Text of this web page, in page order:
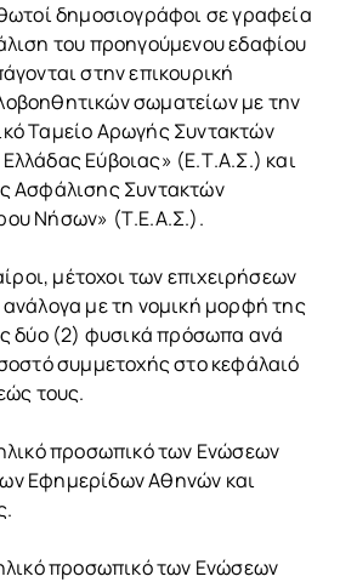
δημοσιογράφοι σε γραφεία
του προηγούμενου εδαφίου
στην επικουρική
σωματείων με την
Ταμείο Αρωγής Συντακτών
Εύβοιας» (Ε.Τ.Α.Σ.) και
Ασφάλισης Συντακτών
Νήσων» (Τ.Ε.Α.Σ.).
μέτοχοι των επιχειρήσεων
με τη νομική μορφή της
δύο (2) φυσικά πρόσωπα ανά
συμμετοχής στο κεφάλαιό
τους.
προσωπικό των Ενώσεων
Εφημερίδων Αθηνών και
προσωπικό των Ενώσεων